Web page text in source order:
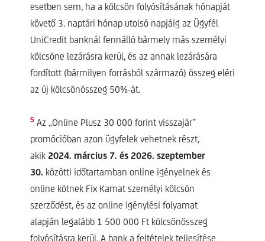
esetben sem, ha a kölcsön folyósításának hónapját
követő 3. naptári hónap utolsó napjáig az Ügyfél
UniCredit banknál fennálló bármely más személyi
kölcsöne lezárásra kerül, és az annak lezárására
fordított (bármilyen forrásból származó) összeg eléri
az új kölcsönösszeg 50%-át.
5 Az „Online Plusz 30 000 forint visszajár”
promócióban azon ügyfelek vehetnek részt,
akik 2024. március 7. és 2026. szeptember
30. közötti időtartamban online igényelnek és
online kötnek Fix Kamat személyi kölcsön
szerződést, és az online igénylési folyamat
alapján legalább 1 500 000 Ft kölcsönösszeg
folyósításra kerül. A bank a feltételek teljesítése